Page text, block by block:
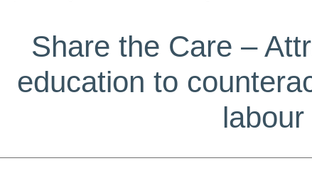
Share the Care –
education to